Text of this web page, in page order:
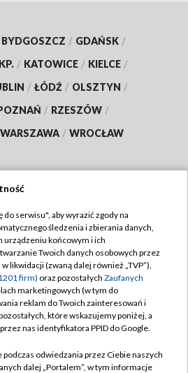
BYDGOSZCZ / GDAŃSK /
/ KATOWICE / KIELCE /
/ ŁÓDŹ / OLSZTYN /
/ RZESZÓW /
WARSZAWA / WROCŁAW
TVP
TVP
prywatności
Moje zgody
Pomoc
Kontakt
serwisu", aby wyrazić zgody na
śledzenia i zbierania danych,
urządzeniu końcowym i ich
Twoich danych osobowych przez
likwidacji (zwaną dalej również „TVP”),
firm) oraz pozostałych Zaufanych
marketingowych (w tym do
reklam do Twoich zainteresowań i
które wskazujemy poniżej, a
nas identyfikatora PPID do Google.
odwiedzania przez Ciebie naszych
dalej „Portalem”, w tym informacje